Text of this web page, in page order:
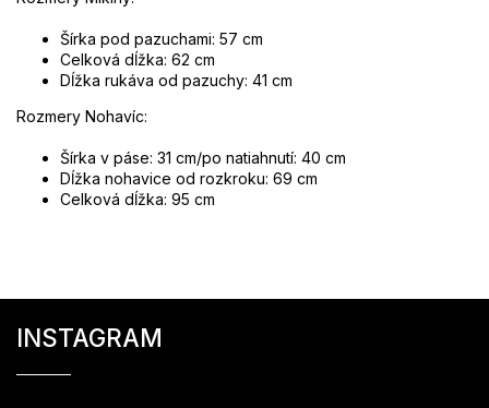
Šírka pod pazuchami: 57 cm
Celková dĺžka: 62 cm
Dĺžka rukáva od pazuchy: 41 cm
Rozmery Nohavíc:
Šírka v páse: 31 cm/po natiahnutí: 40 cm
Dĺžka nohavice od rozkroku: 69 cm
Celková dĺžka: 95 cm
INSTAGRAM